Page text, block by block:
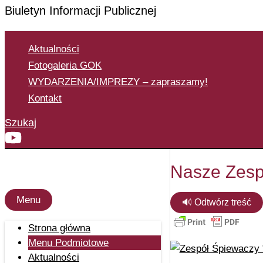
Biuletyn Informacji Publicznej
Aktualności
Fotogaleria GOK
WYDARZENIA/IMPREZY – zapraszamy!
Kontakt
Szukaj
Menu
Strona główna
Menu Podmiotowe
Aktualności
Nasze
🔊 Odtwórz treść